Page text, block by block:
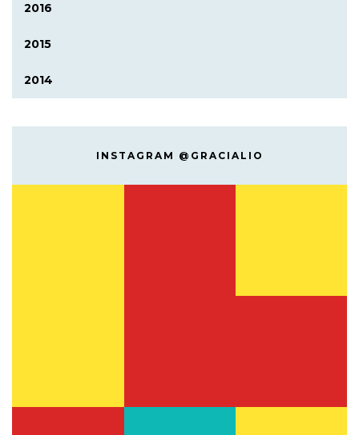
2016
2015
2014
INSTAGRAM @GRACIALIO